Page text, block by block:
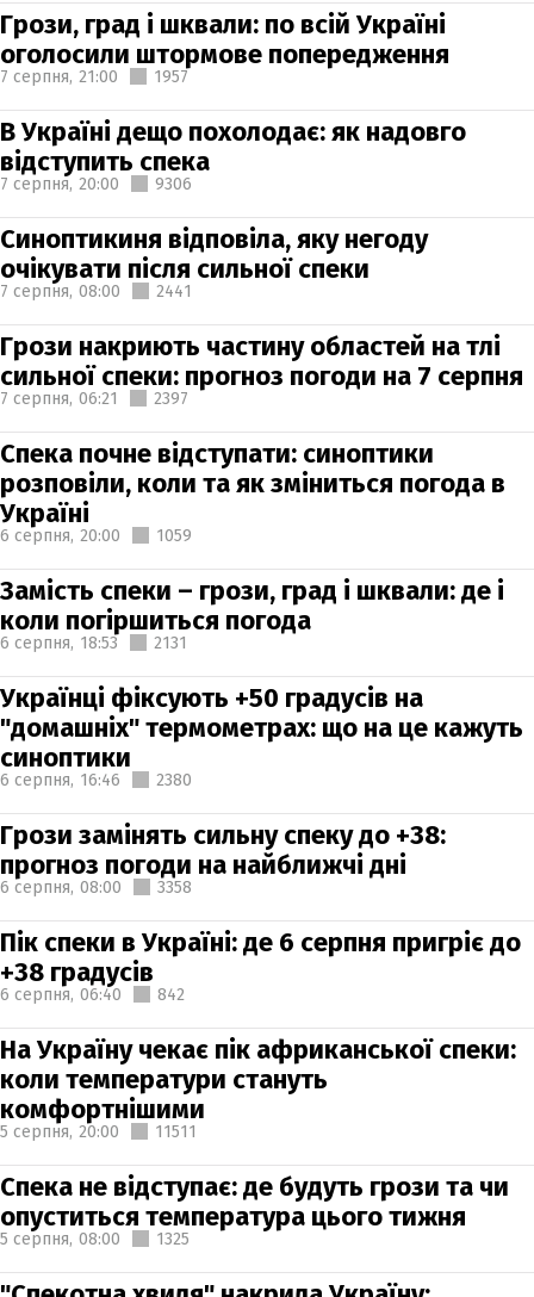
Грози, град і шквали: по всій Україні
оголосили штормове попередження
7 серпня, 21:00 1957
В Україні дещо похолодає: як надовго
відступить спека
7 серпня, 20:00 9306
Синоптикиня відповіла, яку негоду
очікувати після сильної спеки
7 серпня, 08:00 2441
Грози накриють частину областей на тлі
сильної спеки: прогноз погоди на 7 серпня
7 серпня, 06:21 2397
Спека почне відступати: синоптики
розповіли, коли та як зміниться погода в
Україні
6 серпня, 20:00 1059
Замість спеки – грози, град і шквали: де і
коли погіршиться погода
6 серпня, 18:53 2131
Українці фіксують +50 градусів на
"домашніх" термометрах: що на це кажуть
синоптики
6 серпня, 16:46 2380
Грози замінять сильну спеку до +38:
прогноз погоди на найближчі дні
6 серпня, 08:00 3358
Пік спеки в Україні: де 6 серпня пригріє до
+38 градусів
6 серпня, 06:40 842
На Україну чекає пік африканської спеки:
коли температури стануть
комфортнішими
5 серпня, 20:00 11511
Спека не відступає: де будуть грози та чи
опуститься температура цього тижня
5 серпня, 08:00 1325